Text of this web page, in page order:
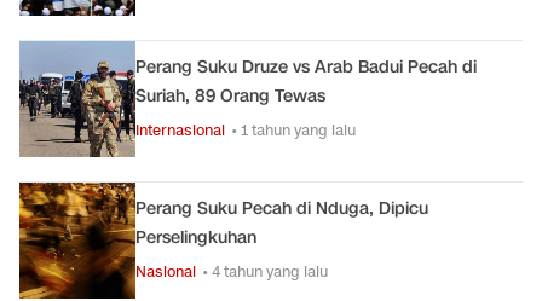
Perang Suku Druze vs Arab Badui Pecah di
Suriah, 89 Orang Tewas
Internasional • 1 tahun yang lalu
Perang Suku Pecah di Nduga, Dipicu
Perselingkuhan
Nasional • 4 tahun yang lalu